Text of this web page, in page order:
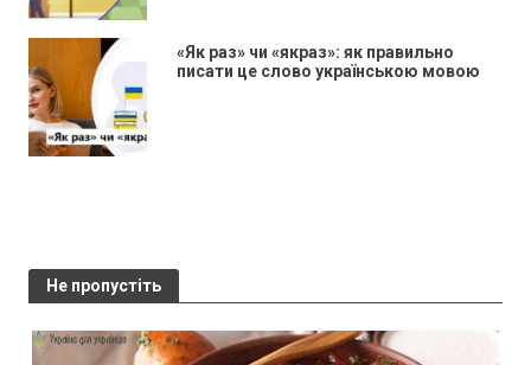
«Як раз» чи «якраз»: як правильно
писати це слово українською мовою
Не пропустіть